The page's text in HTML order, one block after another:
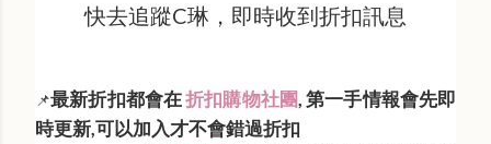
快去追蹤C琳，即時收到折扣訊息
📌最新折扣都會在折扣購物社團, 第一手情報會先即
時更新,可以加入才不會錯過折扣